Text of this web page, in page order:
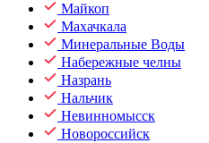
Майкоп
Махачкала
Минеральные Воды
Набережные челны
Назрань
Нальчик
Невинномысск
Новороссийск